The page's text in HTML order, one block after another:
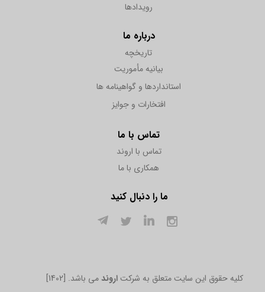
رویدادها
درباره ما
تاریخچه
بیانیه مأموریت
استانداردها و گواهینامه ها
افتخارات و جوایز
تماس با ما
تماس با اروند
همکاری با ما
ما را دنبال کنید
[1402] .کلیه حقوق این سایت متعلق به شرکت اروندمی باشد